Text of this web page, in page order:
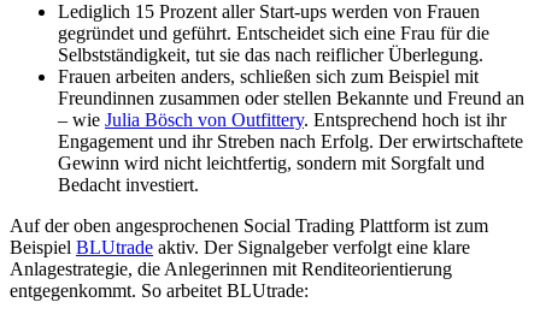
Lediglich 15 Prozent aller Start-ups werden von Frauen
gegründet und geführt. Entscheidet sich eine Frau für die
Selbstständigkeit, tut sie das nach reiflicher Überlegung.
Frauen arbeiten anders, schließen sich zum Beispiel mit
Freundinnen zusammen oder stellen Bekannte und Freund an
– wie Julia Bösch von Outfittery. Entsprechend hoch ist ihr
Engagement und ihr Streben nach Erfolg. Der erwirtschaftete
Gewinn wird nicht leichtfertig, sondern mit Sorgfalt und
Bedacht investiert.
Auf der oben angesprochenen Social Trading Plattform ist zum
Beispiel BLUtrade aktiv. Der Signalgeber verfolgt eine klare
Anlagestrategie, die Anlegerinnen mit Renditeorientierung
entgegenkommt. So arbeitet BLUtrade: